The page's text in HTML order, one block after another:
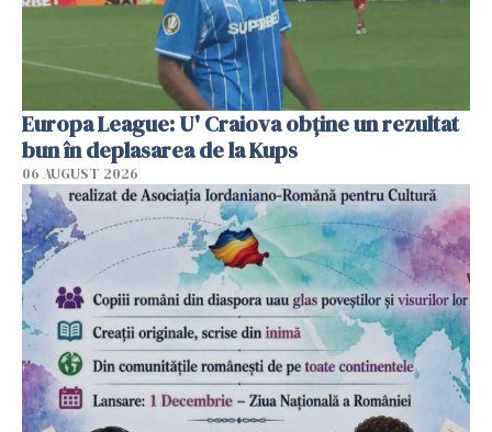
Europa League: U' Craiova obține un rezultat
bun în deplasarea de la Kups
06 AUGUST 2026